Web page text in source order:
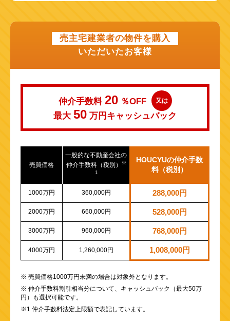
売主宅建業者の物件を購入
いただいたお客様
仲介手数料 20 ％OFF 又は
最大 50 万円 キャッシュバック
売買価格
一般的な不動産会社の
仲介手数料（税別）
※
1
HOUCYUの仲介手数
料（税別）
1000万円 360,000円 288,000円
2000万円 660,000円 528,000円
3000万円 960,000円 768,000円
4000万円 1,260,000円 1,008,000円
※ 売買価格1000万円未満の場合は対象外となります。
※ 仲介手数料割引相当分について、キャッシュバック（最大50万
円）も選択可能です。
※1 仲介手数料法定上限額で表記しています。